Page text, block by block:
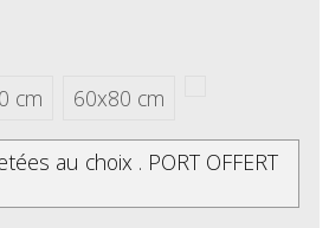
cm 60x80 cm
au choix . PORT OFFERT